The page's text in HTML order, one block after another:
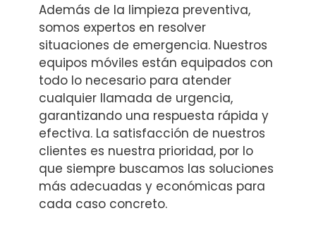
Además de la limpieza preventiva,
somos expertos en resolver
situaciones de emergencia. Nuestros
equipos móviles están equipados con
todo lo necesario para atender
cualquier llamada de urgencia,
garantizando una respuesta rápida y
efectiva. La satisfacción de nuestros
clientes es nuestra prioridad, por lo
que siempre buscamos las soluciones
más adecuadas y económicas para
cada caso concreto.